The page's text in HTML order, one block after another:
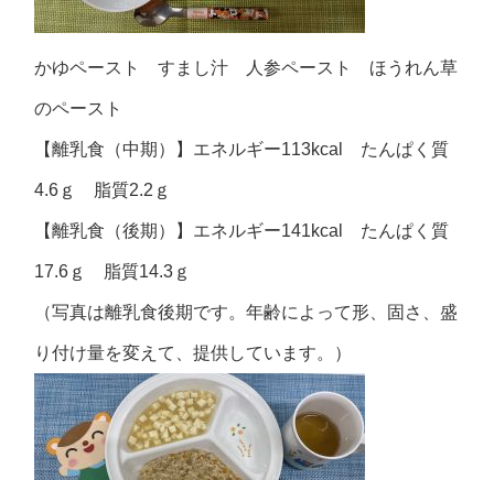
かゆペースト すまし汁 人参ペースト ほうれん草
のペースト
【離乳食（中期）】エネルギー113kcal たんぱく質
4.6ｇ 脂質2.2ｇ
【離乳食（後期）】エネルギー141kcal たんぱく質
17.6ｇ 脂質14.3ｇ
（写真は離乳食後期です。年齢によって形、固さ、盛
り付け量を変えて、提供しています。）